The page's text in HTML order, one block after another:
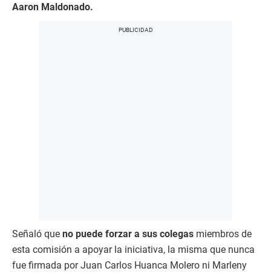
Aaron Maldonado.
Señaló que no puede forzar a sus colegas miembros de
esta comisión a apoyar la iniciativa, la misma que nunca
fue firmada por Juan Carlos Huanca Molero ni Marleny